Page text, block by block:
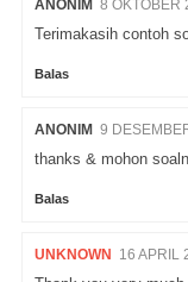
ANONIM 8 OKTOBER
Terimakasih contoh
Balas
ANONIM 9
thanks & mohon
Balas
UNKNOWN 16 APRIL